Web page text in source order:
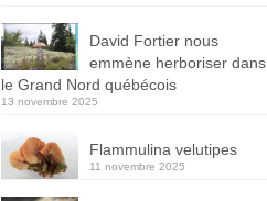
David Fortier nous
emmène herboriser dans
le Grand Nord québécois
13 novembre 2025
Flammulina velutipes
11 novembre 2025